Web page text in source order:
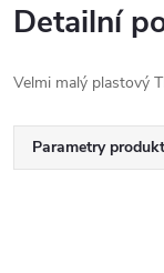
Detailní
Velmi malý plastový
Parametry